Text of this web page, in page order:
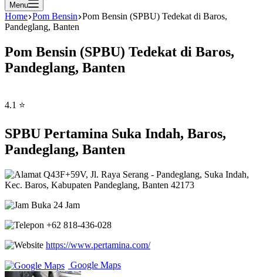
Menu
Home Pom Bensin Pom Bensin (SPBU) Tedekat di Baros,
Pandeglang, Banten
Pom Bensin (SPBU) Tedekat di Baros,
Pandeglang, Banten
4.1 ⭐
SPBU Pertamina Suka Indah, Baros,
Pandeglang, Banten
Q43F+59V, Jl. Raya Serang - Pandeglang, Suka Indah,
Kec. Baros, Kabupaten Pandeglang, Banten 42173
Buka 24 Jam
+62 818-436-028
https://www.pertamina.com/
Google Maps